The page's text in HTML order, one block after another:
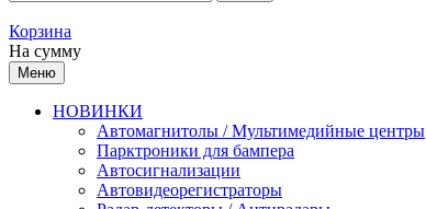
Корзина
На сумму
Меню
НОВИНКИ
Автомагнитолы / Мультимедийные центры
Парктроники для бампера
Автосигнализации
Автовидеорегистраторы